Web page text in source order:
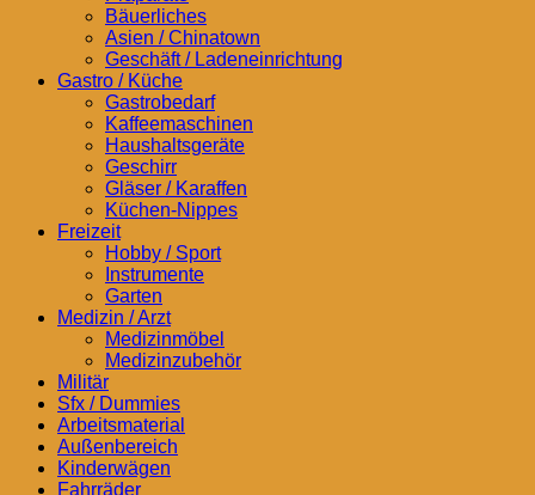
Bäuerliches
Asien / Chinatown
Geschäft / Ladeneinrichtung
Gastro / Küche
Gastrobedarf
Kaffeemaschinen
Haushaltsgeräte
Geschirr
Gläser / Karaffen
Küchen-Nippes
Freizeit
Hobby / Sport
Instrumente
Garten
Medizin / Arzt
Medizinmöbel
Medizinzubehör
Militär
Sfx / Dummies
Arbeitsmaterial
Außenbereich
Kinderwägen
Fahrräder